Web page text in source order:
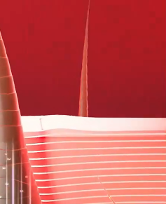
Anmelden
Benutzerkonto
Meine Geräte
Meine Bestellungen
Meine Adressen
Meine Abonnements
Elixir
Set
Español
Português
Русский
繁體中文